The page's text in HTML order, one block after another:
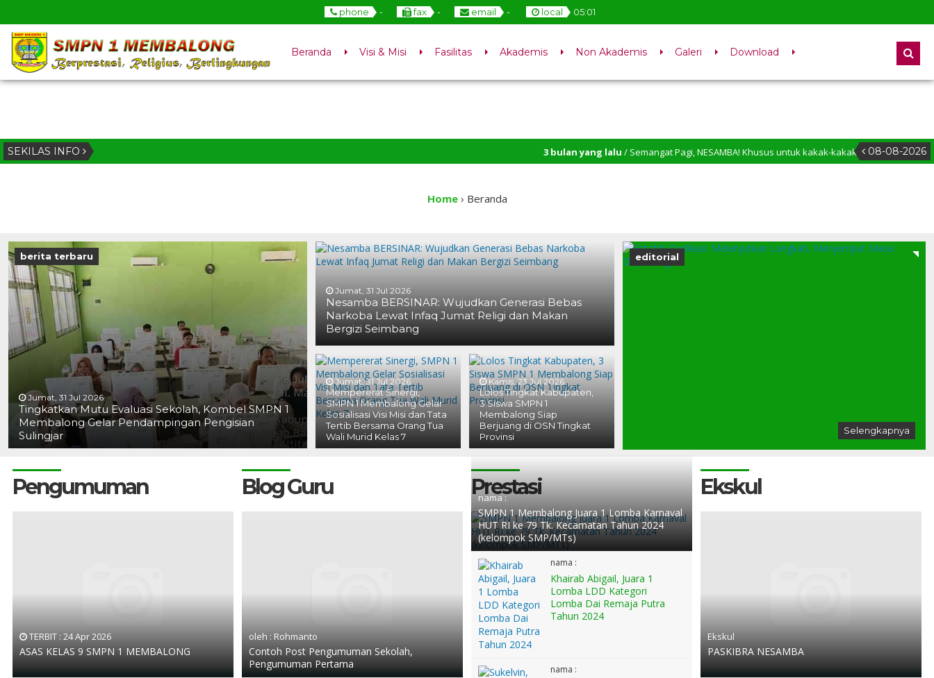
phone - fax - email - local 05:01
Beranda Visi & Misi Fasilitas Akademis Non Akademis Galeri Download
SEKILAS INFO 08-08-2026
3 bulan yang lalu/ Semangat Pagi, NESAMBA! Khusus untuk kakak-kakak kelas 9, momen
Home› Beranda
berita terbaru
Jumat, 31 Jul 2026
Tingkatkan Mutu Evaluasi Sekolah, Kombel SMPN 1
Membalong Gelar Pendampingan Pengisian
Sulingjar
Jumat, 31 Jul 2026
Nesamba BERSINAR: Wujudkan Generasi Bebas
Narkoba Lewat Infaq Jumat Religi dan Makan
Bergizi Seimbang
Jumat, 31 Jul 2026
Mempererat Sinergi,
SMPN 1 Membalong Gelar
Sosialisasi Visi Misi dan Tata
Tertib Bersama Orang Tua
Wali Murid Kelas 7
Kamis, 23 Jul 2026
Lolos Tingkat Kabupaten,
3 Siswa SMPN 1
Membalong Siap
Berjuang di OSN Tingkat
Provinsi
editorial
Selengkapnya
Pengumuman
TERBIT : 24 Apr 2026
ASAS KELAS 9 SMPN 1 MEMBALONG
Blog Guru
oleh : Rohmanto
Contoh Post Pengumuman Sekolah,
Pengumuman Pertama
Prestasi
nama :
SMPN 1 Membalong Juara 1 Lomba Karnaval
HUT RI ke 79 Tk. Kecamatan Tahun 2024
(kelompok SMP/MTs)
nama :
Khairab Abigail, Juara 1
Lomba LDD Kategori
Lomba Dai Remaja Putra
Tahun 2024
nama :
Ekskul
Ekskul
PASKIBRA NESAMBA